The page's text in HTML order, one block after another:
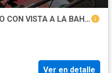
SE VENDE DEPARTAMENTO CON VISTA A LA BAHIA EN CERRO PLACERES
Ver en detalle